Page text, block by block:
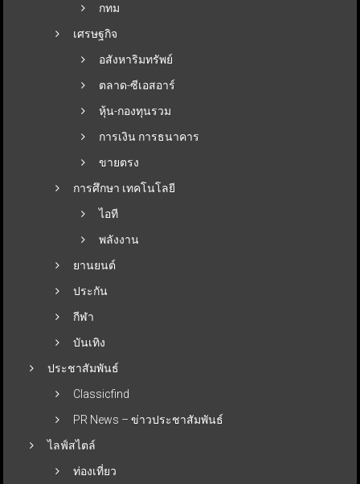
กทม
เศรษฐกิจ
อสังหาริมทรัพย์
ตลาด-ซีเอสอาร์
หุ้น-กองทุนรวม
การเงิน การธนาคาร
ขายตรง
การศึกษา เทคโนโลยี
ไอที
พลังงาน
ยานยนต์
ประกัน
กีฬา
บันเทิง
ประชาสัมพันธ์
Classicfind
PR News – ข่าวประชาสัมพันธ์
ไลฟ์สไตล์
ท่องเที่ยว